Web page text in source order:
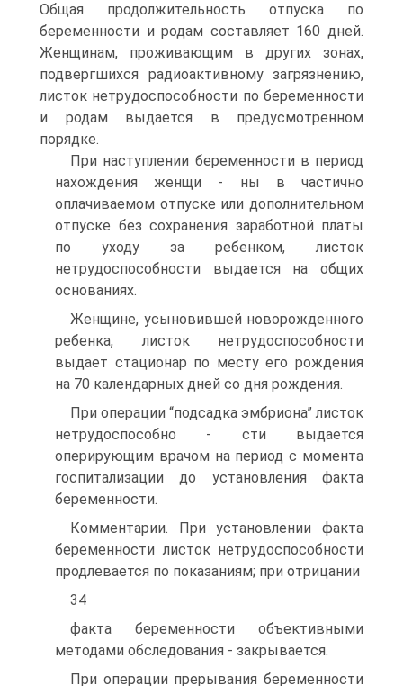
Общая продолжительность отпуска по
беременности и родам составляет 160 дней.
Женщинам, проживающим в других зонах,
подвергшихся радиоактивному загрязнению,
листок нетрудоспособности по беременности
и родам выдается в предусмотренном
порядке.
При наступлении беременности в период
нахождения женщи - ны в частично
оплачиваемом отпуске или дополнительном
отпуске без сохранения заработной платы
по уходу за ребенком, листок
нетрудоспособности выдается на общих
основаниях.
Женщине, усыновившей новорожденного
ребенка, листок нетрудоспособности
выдает стационар по месту его рождения
на 70 календарных дней со дня рождения.
При операции “подсадка эмбриона” листок
нетрудоспособно - сти выдается
оперирующим врачом на период с момента
госпитализации до установления факта
беременности.
Комментарии. При установлении факта
беременности листок нетрудоспособности
продлевается по показаниям; при отрицании
34
факта беременности объективными
методами обследования - закрывается.
При операции прерывания беременности